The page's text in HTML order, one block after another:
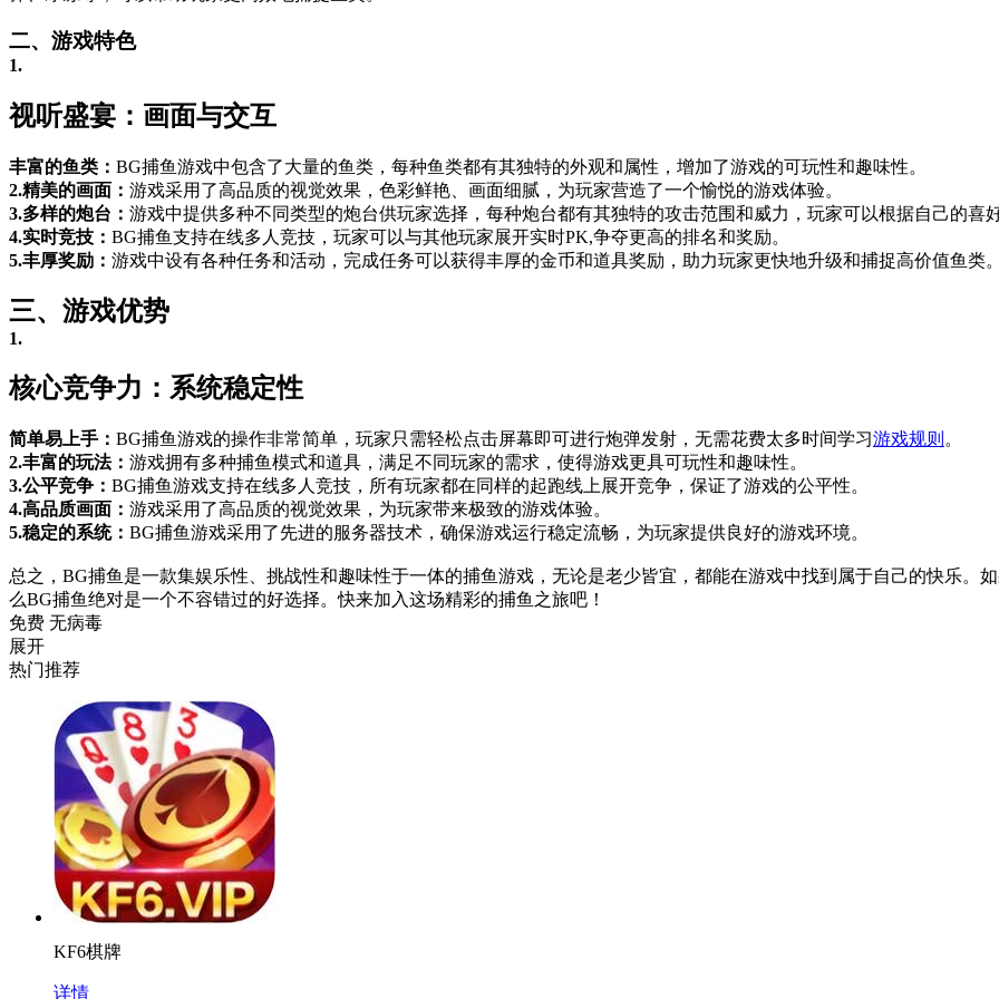
二、游戏特色
1.
视听盛宴：画面与交互
丰富的鱼类： BG捕鱼游戏中包含了大量的鱼类，每种鱼类都有其独特的外观和属性，增加了游戏的可玩性和趣味性。
2.精美的画面： 游戏采用了高品质的视觉效果，色彩鲜艳、画面细腻，为玩家营造了一个愉悦的游戏体验。
3.多样的炮台： 游戏中提供多种不同类型的炮台供玩家选择，每种炮台都有其独特的攻击范围和威力，玩家可以根据自己的喜
4.实时竞技： BG捕鱼支持在线多人竞技，玩家可以与其他玩家展开实时PK,争夺更高的排名和奖励。
5.丰厚奖励： 游戏中设有各种任务和活动，完成任务可以获得丰厚的金币和道具奖励，助力玩家更快地升级和捕捉高价值鱼类。
三、游戏优势
1.
核心竞争力：系统稳定性
简单易上手： BG捕鱼游戏的操作非常简单，玩家只需轻松点击屏幕即可进行炮弹发射，无需花费太多时间学习游戏规则 。
2.丰富的玩法： 游戏拥有多种捕鱼模式和道具，满足不同玩家的需求，使得游戏更具可玩性和趣味性。
3.公平竞争： BG捕鱼游戏支持在线多人竞技，所有玩家都在同样的起跑线上展开竞争，保证了游戏的公平性。
4.高品质画面： 游戏采用了高品质的视觉效果，为玩家带来极致的游戏体验。
5.稳定的系统： BG捕鱼游戏采用了先进的服务器技术，确保游戏运行稳定流畅，为玩家提供良好的游戏环境。
总之，BG捕鱼是一款集娱乐性、挑战性和趣味性于一体的捕鱼游戏，无论是老少皆宜，都能在游戏中找到属于自己的快乐。
么BG捕鱼绝对是一个不容错过的好选择。快来加入这场精彩的捕鱼之旅吧！
免费 无病毒
展开
热门推荐
KF6棋牌
详情